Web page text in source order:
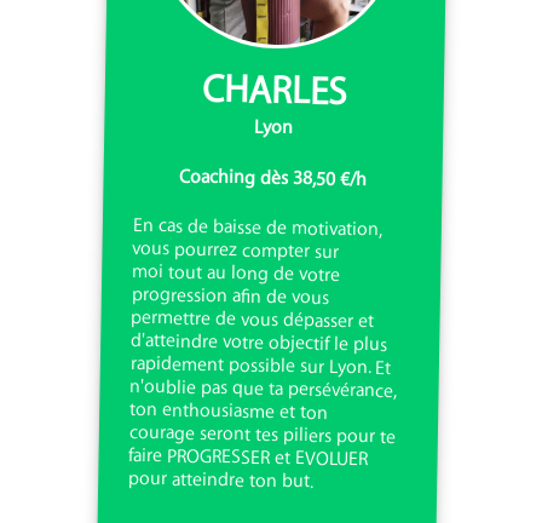
CHARLES
Lyon
Coaching dès 38,50 €/h
En cas de baisse de motivation,
vous pourrez compter sur
moi tout au long de votre
progression afin de vous
permettre de vous dépasser et
d'atteindre votre objectif le plus
rapidement possible sur Lyon. Et
n'oublie pas que ta persévérance,
ton enthousiasme et ton
courage seront tes piliers pour te
faire PROGRESSER et EVOLUER
pour atteindre ton but.